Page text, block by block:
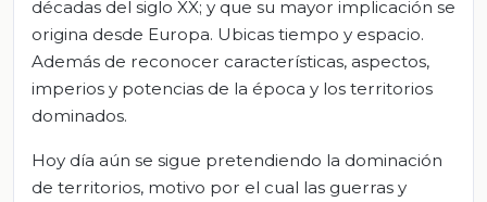
décadas del siglo XX; y que su mayor implicación se
origina desde Europa. Ubicas tiempo y espacio.
Además de reconocer características, aspectos,
imperios y potencias de la época y los territorios
dominados.
Hoy día aún se sigue pretendiendo la dominación
de territorios, motivo por el cual las guerras y